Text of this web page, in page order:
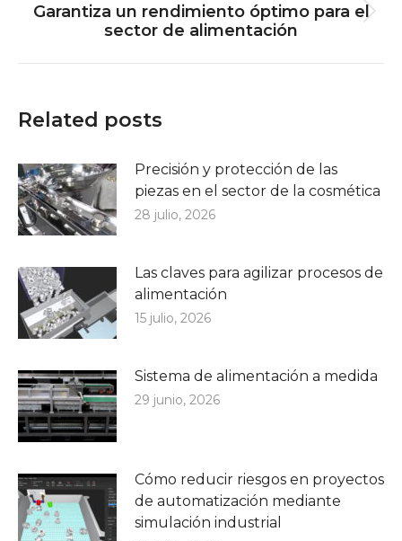
Publicación
siguiente:
Garantiza un rendimiento óptimo para el
sector de alimentación
Related posts
Precisión y protección de las
piezas en el sector de la cosmética
28 julio, 2026
Las claves para agilizar procesos de
alimentación
15 julio, 2026
Sistema de alimentación a medida
29 junio, 2026
Cómo reducir riesgos en proyectos
de automatización mediante
simulación industrial